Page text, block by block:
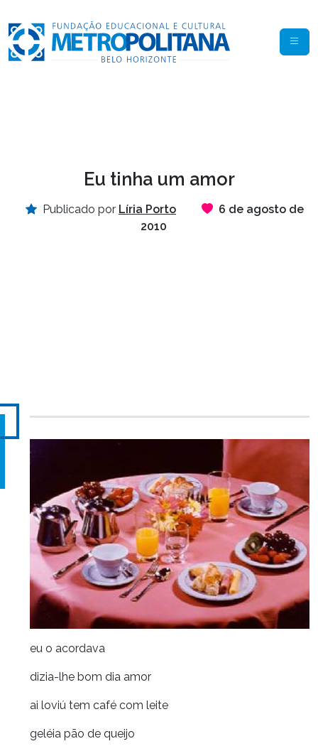
Eu tinha um amor
Publicado por Líria Porto
6 de agosto de
2010
eu o acordava
dizia-lhe bom dia amor
ai loviú tem café com leite
geléia pão de queijo